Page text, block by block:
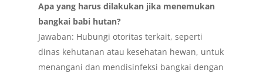
Apa yang harus dilakukan jika menemukan
bangkai babi hutan?
Jawaban: Hubungi otoritas terkait, seperti
dinas kehutanan atau kesehatan hewan, untuk
menangani dan mendisinfeksi bangkai dengan